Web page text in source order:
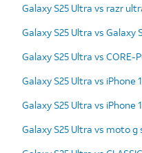
Galaxy S25 Ultra vs razr
Galaxy S25 Ultra vs Galaxy
Galaxy S25 Ultra vs CORE-
Galaxy S25 Ultra vs iPhone
Galaxy S25 Ultra vs iPhone
Galaxy S25 Ultra vs moto g